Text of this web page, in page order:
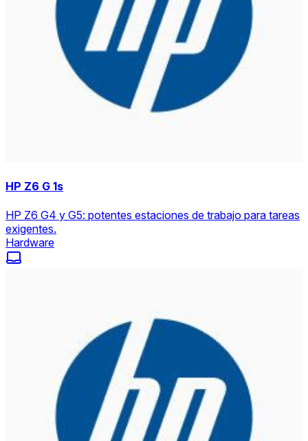
HP Z6 G 1s
HP Z6 G4 y G5: potentes estaciones de trabajo para tareas
exigentes.
Hardware